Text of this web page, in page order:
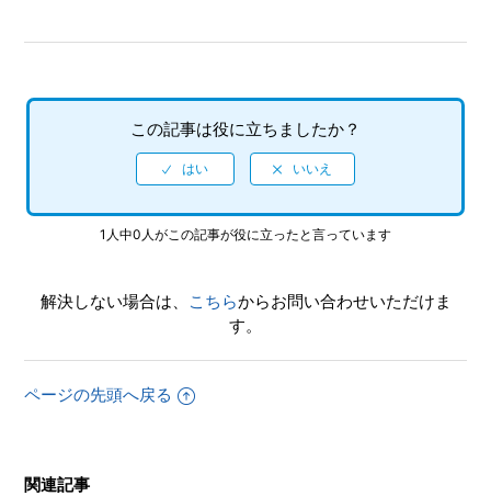
【NSwitch/ソニックフォース(Sonic Forces)】アバターのコ
スチュームを変更したので自分のレンタルアバターを更新し
たい、自分のレンタルアバター(他のプレイヤーに使用され
【NSwitch/ソニックフォース(Sonic Forces)】ゲームの進行
状況はいくつセーブできるのか
【NSwitch/ソニックフォース(Sonic Forces)】対応コントロ
【NSwitch/ソニックフォース(Sonic Forces)】公式ホームペ
この記事は役に立ちましたか？
1人中0人がこの記事が役に立ったと言っています
解決しない場合は、 こちらからお問い合わせいただけま
す。
ページの先頭へ戻る
関連記事